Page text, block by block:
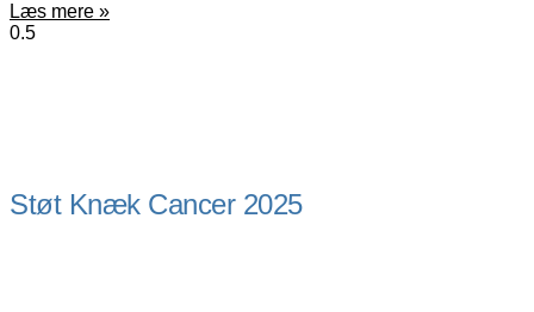
Læs mere »
Støt Knæk Cancer 2025